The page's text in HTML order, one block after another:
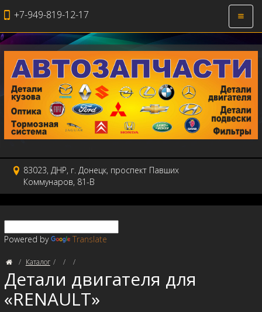
+7-949-819-12-17
83023, ДНР, г. Донецк, проспект Павших
Коммунаров, 81-В
Powered by Translate
Каталог
Детали двигателя для
«RENAULT»